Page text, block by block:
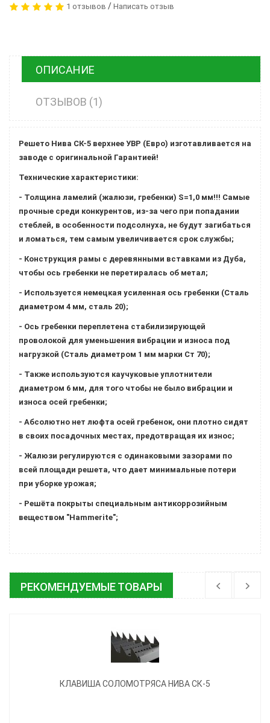
1 отзывов / Написать отзыв
ОПИСАНИЕ
ОТЗЫВОВ (1)
Решето Нива СК-5 верхнее УВР (Евро) изготавливается на
заводе с оригинальной Гарантией!
Технические характеристики:
- Толщина ламелий (жалюзи, гребенки) S=1,0 мм!!! Самые
прочные среди конкурентов, из-за чего при попадании
стеблей, в особенности подсолнуха, не будут загибаться
и ломаться, тем самым увеличивается срок службы;
- Конструкция рамы с деревянными вставками из Дуба,
чтобы ось гребенки не перетиралась об метал;
- Используется немецкая усиленная ось гребенки (Сталь
диаметром 4 мм, сталь 20);
- Ось гребенки переплетена стабилизирующей
проволокой для уменьшения вибрации и износа под
нагрузкой (Сталь диаметром 1 мм марки Ст 70);
- Также используются каучуковые уплотнители
диаметром 6 мм, для того чтобы не было вибрации и
износа осей гребенки;
- Абсолютно нет люфта осей гребенок, они плотно сидят
в своих посадочных местах, предотвращая их износ;
- Жалюзи регулируются с одинаковыми зазорами по
всей площади решета, что дает минимальные потери
при уборке урожая;
- Решёта покрыты специальным антикоррозийным
веществом "Hammerite";
РЕКОМЕНДУЕМЫЕ ТОВАРЫ
КЛАВИША СОЛОМОТРЯСА НИВА СК-5